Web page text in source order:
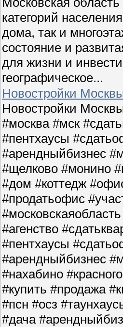
категорий
дома, так и
состояние и
для жизни и
географическое...
Новостройки
Новостройки
#москва #мск
#пентхаусы
#арендныйбизнес
#щелково #монино
#дом #коттедж
#продатьофис
#агенство
#пентхаусы
#арендныйбизнес
#нахабино
#купить #продажа
#псн #осз
#дача